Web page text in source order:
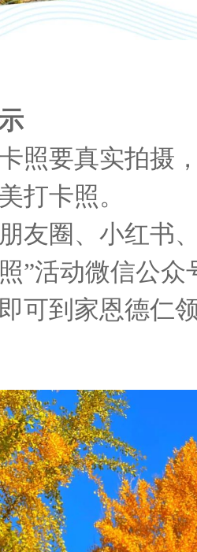
要真实拍摄，
打卡照。
圈、小红书、
”活动微信公
可到家恩德仁